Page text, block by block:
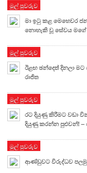
මුල් පුවරුව
මා ඉටු කළ මෙහෙවර
නොහැකි වූ සේවය මගේ
මුල් පුවරුව
ඊළඟ ඡන්දෙත් දිනලා
රාජිත
මුල් පුවරුව
රට දියුණු කිරීමට වඩා
දියුණු කරන්න පුළුවන්! –
මුල් පුවරුව
ආණ්ඩුවට විරුද්ධව පලමු